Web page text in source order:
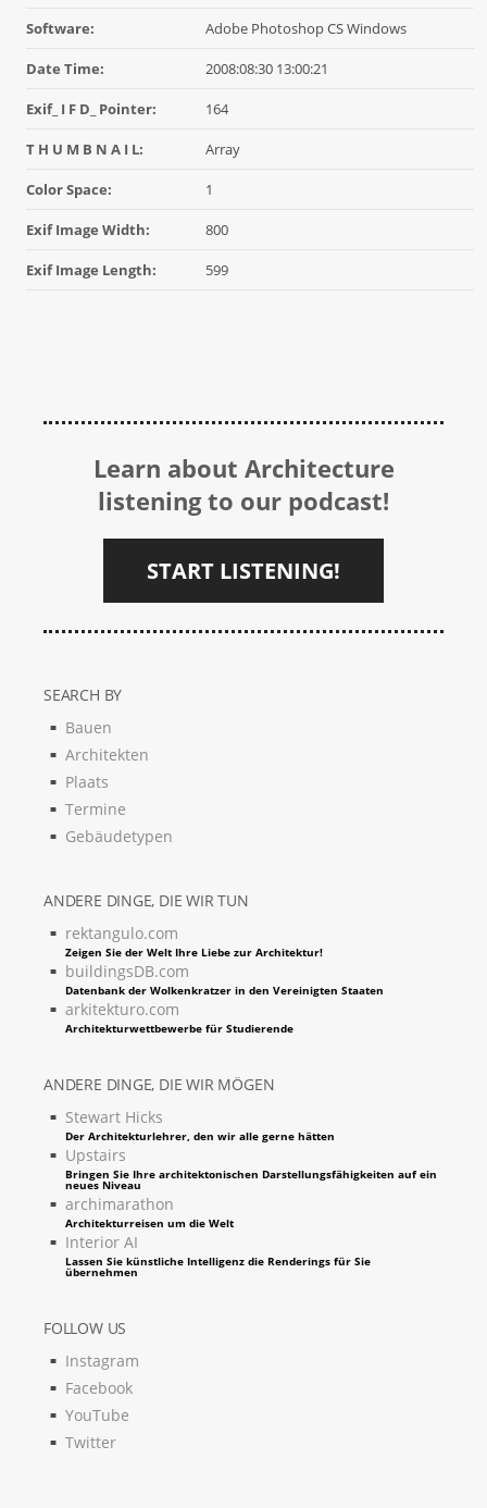
Software: Adobe Photoshop CS Windows
Date Time: 2008:08:30 13:00:21
Exif_ I F D_ Pointer: 164
T H U M B N A I L: Array
Color Space: 1
Exif Image Width: 800
Exif Image Length: 599
Learn about Architecture
listening to our podcast!
START LISTENING!
SEARCH BY
Bauen
Architekten
Plaats
Termine
Gebäudetypen
ANDERE DINGE, DIE WIR TUN
rektangulo.com
Zeigen Sie der Welt Ihre Liebe zur Architektur!
buildingsDB.com
Datenbank der Wolkenkratzer in den Vereinigten Staaten
arkitekturo.com
Architekturwettbewerbe für Studierende
ANDERE DINGE, DIE WIR MÖGEN
Stewart Hicks
Der Architekturlehrer, den wir alle gerne hätten
Upstairs
Bringen Sie Ihre architektonischen Darstellungsfähigkeiten auf ein
neues Niveau
archimarathon
Architekturreisen um die Welt
Interior AI
Lassen Sie künstliche Intelligenz die Renderings für Sie
übernehmen
FOLLOW US
Instagram
Facebook
YouTube
Twitter